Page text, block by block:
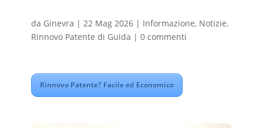
da Ginevra | 22 Mag 2026| Informazione, Notizie,
Rinnovo Patente di Guida | 0 commenti
Rinnovo Patente? Facile ed Economico